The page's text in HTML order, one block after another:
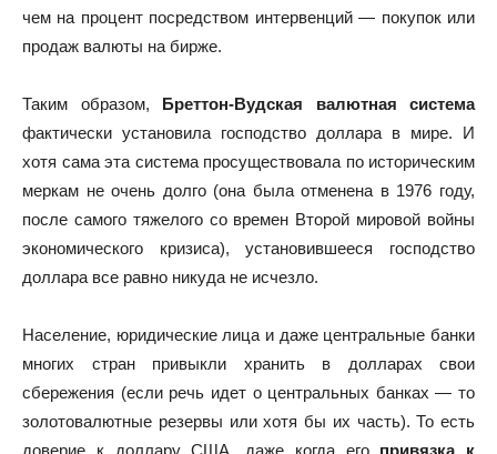
чем на процент посредством интервенций — покупок или
продаж валюты на бирже.
Таким образом, Бреттон-Вудская валютная система
фактически установила господство доллара в мире. И
хотя сама эта система просуществовала по историческим
меркам не очень долго (она была отменена в 1976 году,
после самого тяжелого со времен Второй мировой войны
экономического кризиса), установившееся господство
доллара все равно никуда не исчезло.
Население, юридические лица и даже центральные банки
многих стран привыкли хранить в долларах свои
сбережения (если речь идет о центральных банках — то
золотовалютные резервы или хотя бы их часть). То есть